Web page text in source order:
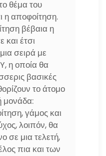
θέμα του
η αποφοίτηση.
βέβαια η
έτσι
σειρά με
η οποία θα
βασικές
το άτομο
μονάδα:
γάμος και
λοιπόν, θα
σε μια τελετή,
πια και των